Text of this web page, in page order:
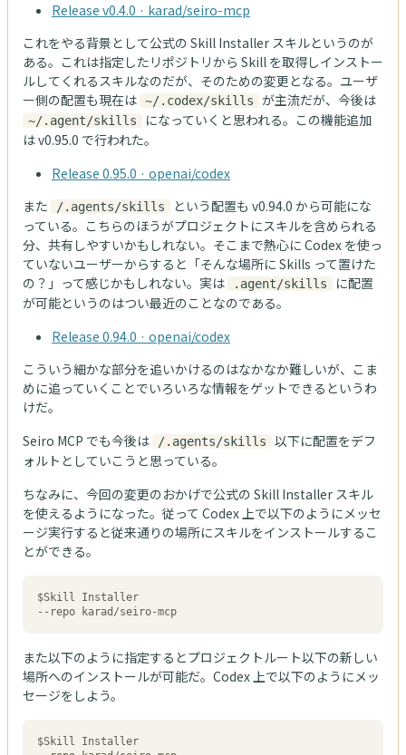
Release v0.4.0 · karad/seiro-mcp
これをやる背景として公式の Skill Installer スキルというのが
ある。これは指定したリポジトリから Skill を取得しインストー
ルしてくれるスキルなのだが、そのための変更となる。ユーザ
ー側の配置も現在は ~/.codex/skills が主流だが、今後は
~/.agent/skills
になっていくと思われる。この機能追加
は v0.95.0 で行われた。
Release 0.95.0 · openai/codex
また
/.agents/skills
という配置も v0.94.0 から可能にな
っている。こちらのほうがプロジェクトにスキルを含められる
分、共有しやすいかもしれない。そこまで熱心に Codex を使っ
ていないユーザーからすると「そんな場所に Skills って置けた
の？」って感じかもしれない。実は
.agent/skills
に配置
が可能というのはつい最近のことなのである。
Release 0.94.0 · openai/codex
こういう細かな部分を追いかけるのはなかなか難しいが、こま
めに追っていくことでいろいろな情報をゲットできるというわ
けだ。
Seiro MCP でも今後は
/.agents/skills
以下に配置をデフ
ォルトとしていこうと思っている。
ちなみに、今回の変更のおかげで公式の Skill Installer スキル
を使えるようになった。従って Codex 上で以下のようにメッセ
ージ実行すると従来通りの場所にスキルをインストールするこ
とができる。
$Skill Installer
--repo karad/seiro-mcp
また以下のように指定するとプロジェクトルート以下の新しい
場所へのインストールが可能だ。Codex 上で以下のようにメッ
セージをしよう。
$Skill Installer